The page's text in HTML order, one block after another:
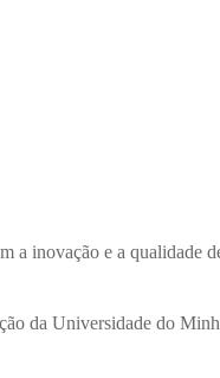
a inovação e a qualidade
da Universidade do